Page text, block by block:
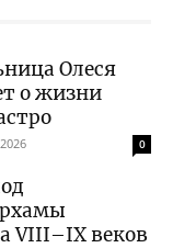
Олеся
о жизни
0
VIII–IX веков